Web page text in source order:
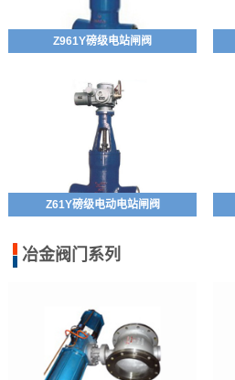
Z961Y磅级电站闸阀
Z61Y磅级电动电站闸阀
冶金阀门系列